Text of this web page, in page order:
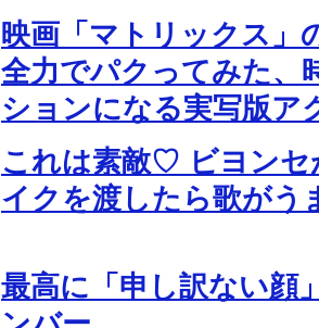
映画「マトリックス」
全力でパクってみた、
ションになる実写版ア
これは素敵♡ ビヨンセ
イクを渡したら歌がう
最高に「申し訳ない顔